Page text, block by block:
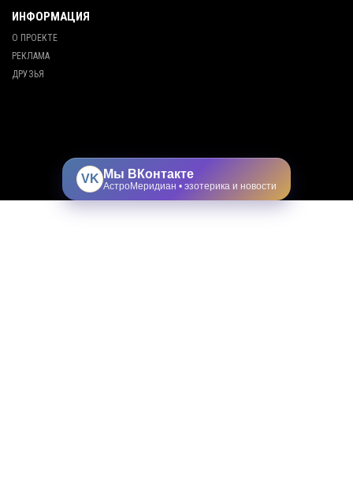
ИНФОРМАЦИЯ
О ПРОЕКТЕ
РЕКЛАМА
ДРУЗЬЯ
VK Мы ВКонтакте
АстроМеридиан • эзотерика и новости